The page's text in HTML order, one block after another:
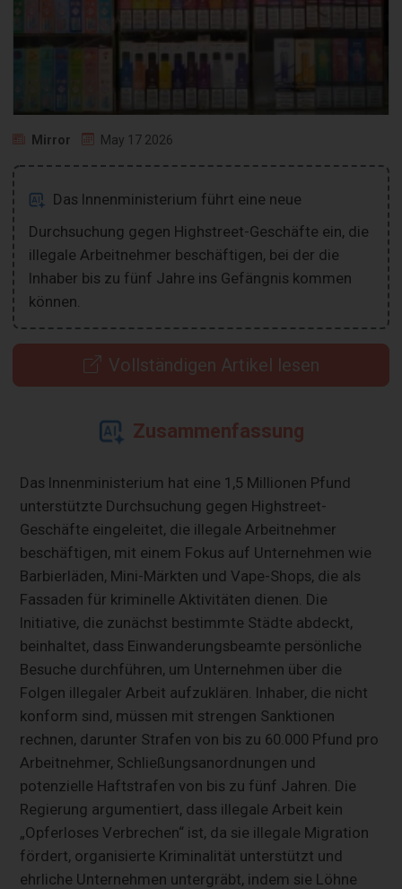
Mirror May 17 2026
Das Innenministerium führt eine neue
Durchsuchung gegen Highstreet-Geschäfte ein, die
illegale Arbeitnehmer beschäftigen, bei der die
Inhaber bis zu fünf Jahre ins Gefängnis kommen
können.
Vollständigen Artikel lesen
Zusammenfassung
Das Innenministerium hat eine 1,5 Millionen Pfund
unterstützte Durchsuchung gegen Highstreet-
Geschäfte eingeleitet, die illegale Arbeitnehmer
beschäftigen, mit einem Fokus auf Unternehmen wie
Barbierläden, Mini-Märkten und Vape-Shops, die als
Fassaden für kriminelle Aktivitäten dienen. Die
Initiative, die zunächst bestimmte Städte abdeckt,
beinhaltet, dass Einwanderungsbeamte persönliche
Besuche durchführen, um Unternehmen über die
Folgen illegaler Arbeit aufzuklären. Inhaber, die nicht
konform sind, müssen mit strengen Sanktionen
rechnen, darunter Strafen von bis zu 60.000 Pfund pro
Arbeitnehmer, Schließungsanordnungen und
potenzielle Haftstrafen von bis zu fünf Jahren. Die
Regierung argumentiert, dass illegale Arbeit kein
„Opferloses Verbrechen“ ist, da sie illegale Migration
fördert, organisierte Kriminalität unterstützt und
ehrliche Unternehmen untergräbt, indem sie Löhne